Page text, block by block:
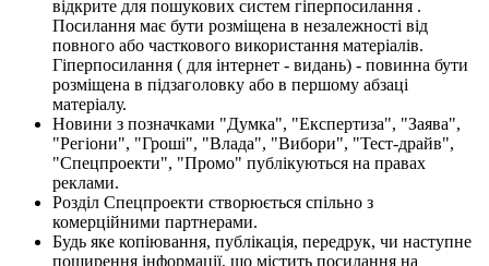
відкрите для пошукових систем гіперпосилання .
Посилання має бути розміщена в незалежності від
повного або часткового використання матеріалів.
Гіперпосилання ( для інтернет - видань) - повинна бути
розміщена в підзаголовку або в першому абзаці
матеріалу.
Новини з позначками "Думка", "Експертиза", "Заява",
"Регіони", "Гроші", "Влада", "Вибори", "Тест-драйв",
"Спецпроекти", "Промо" публікуються на правах
реклами.
Розділ Спецпроекти створюється спільно з
комерційними партнерами.
Будь яке копіювання, публікація, передрук, чи наступне
поширення інформації, що містить посилання на